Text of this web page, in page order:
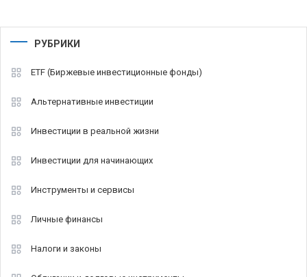
РУБРИКИ
ETF (Биржевые инвестиционные фонды)
Альтернативные инвестиции
Инвестиции в реальной жизни
Инвестиции для начинающих
Инструменты и сервисы
Личные финансы
Налоги и законы